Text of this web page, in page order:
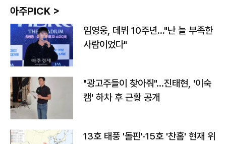
아주PICK >
임영웅, 데뷔 10주년…"난 늘 부족한
사람이었다"
"광고주들이 찾아줘"…진태현, '이숙
캠' 하차 후 근황 공개
13호 태풍 '돌핀'·15호 '찬홈' 현재 위